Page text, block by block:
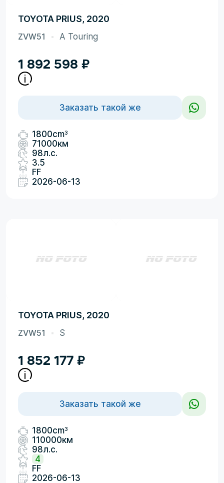
TOYOTA PRIUS, 2020
ZVW51 A Touring
1 892 598 ₽
Заказать такой же
1800cm3
71000км
98л.с.
3.5
FF
2026-06-13
TOYOTA PRIUS, 2020
ZVW51 S
1 852 177 ₽
Заказать такой же
1800cm3
110000км
98л.с.
4
FF
2026-06-13